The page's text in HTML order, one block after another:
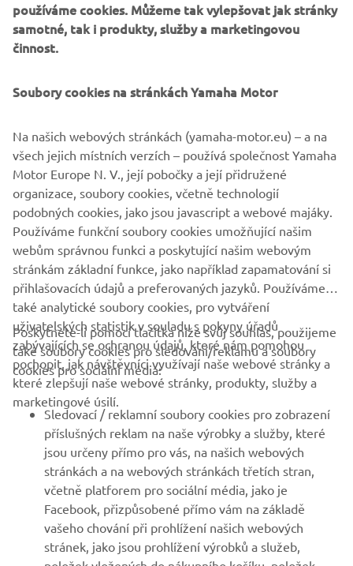
FIREMNÍ
B2B
VÍCE YAMAHA
PODPORA
ZPRAVODAJ
používáme cookies. Můžeme tak vylepšovat jak stránky
samotné, tak i produkty, služby a marketingovou
činnost.
Soubory cookies na stránkách Yamaha Motor
Na našich webových stránkách (yamaha-motor.eu) – a na
všech jejich místních verzích – používá společnost Yamaha
Motor Europe N. V., její pobočky a její přidružené
organizace, soubory cookies, včetně technologií
podobných cookies, jako jsou javascript a webové majáky.
Používáme funkční soubory cookies umožňující našim
webům správnou funkci a poskytující našim webovým
stránkám základní funkce, jako například zapamatování si
přihlašovacích údajů a preferovaných jazyků. Používáme
také analytické soubory cookies, pro vytváření
uživatelských statistik v souladu s pokyny úřadů
zabývajících se ochranou údajů, které nám pomohou
pochopit, jak návštěvníci využívají naše webové stránky a
které zlepšují naše webové stránky, produkty, služby a
marketingové úsilí.
Poskytnete-li pomocí tlačítka níže svůj souhlas, použijeme
také soubory cookies pro sledování/reklamu a soubory
cookies pro sociální média:
Sledovací / reklamní soubory cookies pro zobrazení
příslušných reklam na naše výrobky a služby, které
jsou určeny přímo pro vás, na našich webových
stránkách a na webových stránkách třetích stran,
včetně platforem pro sociální média, jako je
Facebook, přizpůsobené přímo vám na základě
vašeho chování při prohlížení našich webových
stránek, jako jsou prohlížení výrobků a služeb,